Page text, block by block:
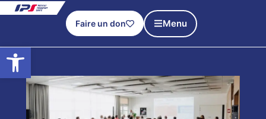
Ouvrir la barre d’outils
Faire un don Menu